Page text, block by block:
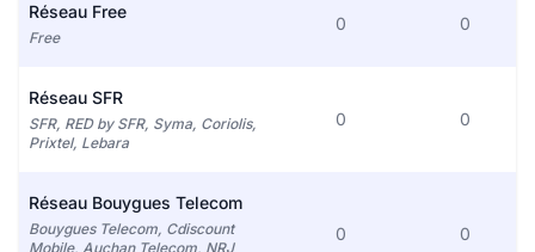
Réseau Free
Free
0 0
Réseau SFR
SFR, RED by SFR, Syma, Coriolis,
Prixtel, Lebara
0 0
Réseau Bouygues Telecom
Bouygues Telecom, Cdiscount
Mobile, Auchan Telecom, NRJ
0 0